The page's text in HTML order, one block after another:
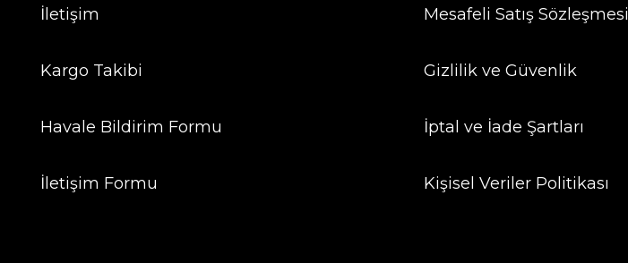
İletişim
Kargo Takibi
Havale Bildirim Formu
İletişim Formu
Mesafeli Satış Sözleşmesi
Gizlilik ve Güvenlik
İptal ve İade Şartları
Kişisel Veriler Politikası